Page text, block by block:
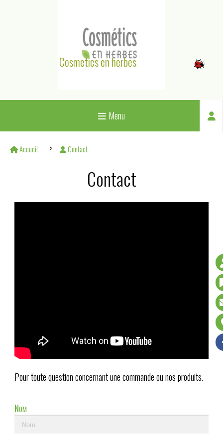
Cosmetics en herbes
Menu
Accueil Contact
Contact
Pour toute question concernant une commande ou nos produits.
Nom